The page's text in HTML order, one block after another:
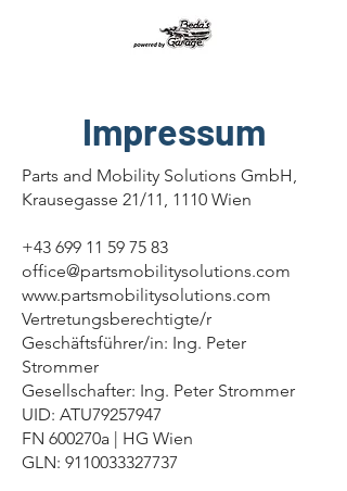
Impressum
Parts and Mobility Solutions GmbH,
Krausegasse 21/11, 1110 Wien
+43 699 11 59 75 83
office@partsmobilitysolutions.com
www.partsmobilitysolutions.com
Vertretungsberechtigte/r
Geschäftsführer/in: Ing. Peter
Strommer
Gesellschafter: Ing. Peter Strommer
UID: ATU79257947
FN 600270a | HG Wien
GLN: 9110033327737